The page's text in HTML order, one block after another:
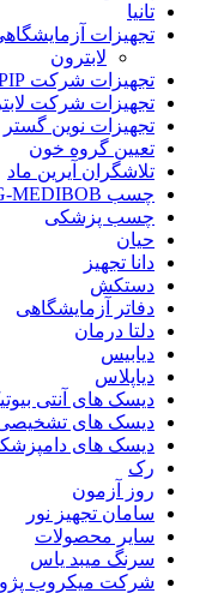
تانیا
تجهیزات
لابترون
تجهیزات شرکت PIP
تجهیزات شرکت
تجهیزات نوین گستر
تعیین گروه خون
تلاشگران آیرین ماد
چسب Medix- Mediflex-MTG-MEDIBOB
چسب پزشکی
حیان
دانا تجهیز
دستکش
دفاتر آزمایشگاهی
دلتا درمان
دیابیس
دیاپلاس
دیسک های آنتی
دیسک های
دیسک های
رک
روز آزمون
سامان تجهیز نور
سایر محصولات
سرنگ میبد یاس
شرکت میکروب